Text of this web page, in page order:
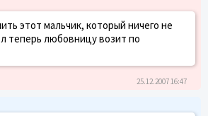
этот мальчик, который ничего не
теперь любовницу возит по
25.12.2007 16:47